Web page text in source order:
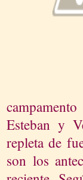
Esteban y
repleta de
son los